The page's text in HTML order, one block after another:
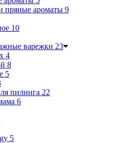
пряные ароматы 9
10
варежки 23
4
8
5
пилинга 22
6
5